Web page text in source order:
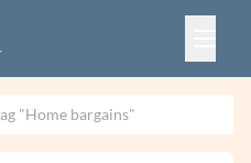
"Home bargains"